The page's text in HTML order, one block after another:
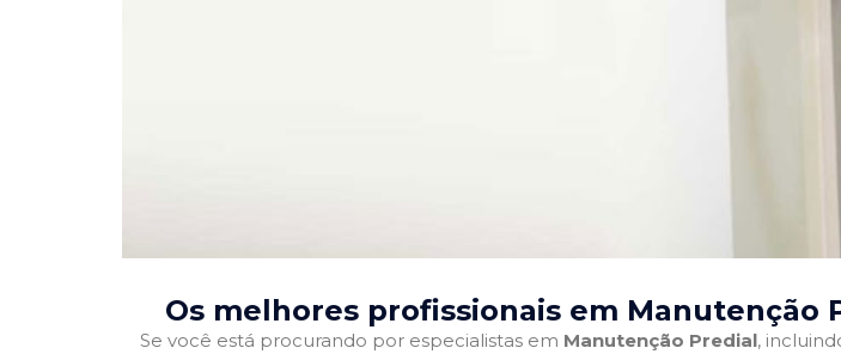
Os melhores profissionais em Manutenção
Se você está procurando por especialistas em Manutenção Predial,